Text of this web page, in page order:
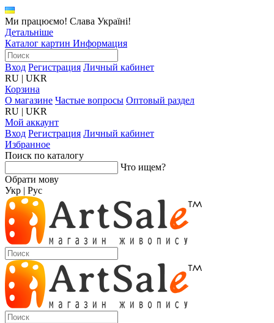
Ми працюємо! Слава Україні!
Детальніше
Каталог картин Информация
Вход Регистрация Личный кабинет
RU | UKR
Корзина
О магазине Частые вопросы Оптовый раздел
RU | UKR
Мой аккаунт
Вход Регистрация Личный кабинет
Избранное
Поиск по каталогу
Что ищем?
Обрати мову
Укр | Рус